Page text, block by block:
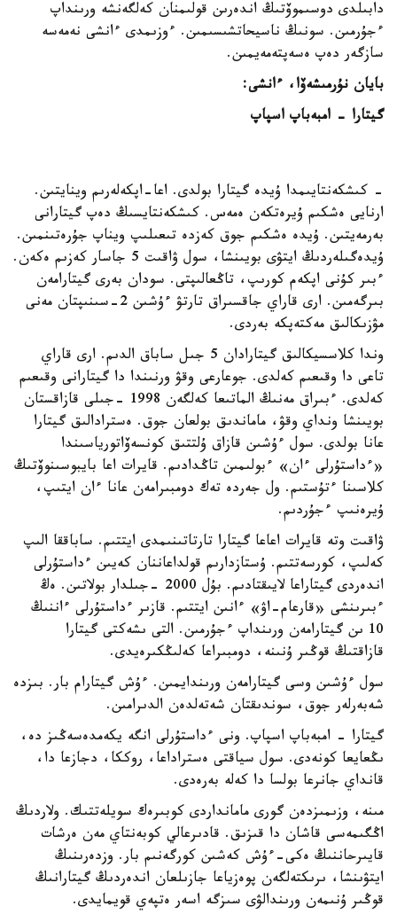
دابىلدى دوسىموۆتىڭ اندەرىن قولىمنان كەلگەنشە ورىنداپ
ءجۇرمىن. سونىڭ ناسيحاتشىسىمىن. ءوزىمدى ءانشى نەمەسە
سازگەر دەپ ەسەپتەمەيمىن.
بايان نۇرمىشەۆا، ءانشى:
گيتارا - امبەباپ اسپاپ
- كىشكەنتايىمدا ۇيدە گيتارا بولدى. اعا-اپكەلەرىم وينايتىن.
ارنايى ەشكىم ۇيرەتكەن ەمەس. كىشكەنتايسىڭ دەپ گيتارانى
بەرمەيتىن. ۇيدە ەشكىم جوق كەزدە تىعىلىپ ويناپ جۇرەتىنمىن.
ۇيدەگىلەردىڭ ايتۋى بويىنشا، سول ۋاقىت 5 جاسار كەزىم ەكەن.
ءبىر كۇنى اپكەم كورىپ، تاڭعالىپتى. سودان بەرى گيتارامەن
بىرگەمىن. ارى قاراي جاقسىراق تارتۋ ءۇشىن 2-سىنىپتان مەنى
مۋزىكالىق مەكتەپكە بەردى.
وندا كلاسسيكالىق گيتارادان 5 جىل ساباق الدىم. ارى قاراي
تاعى دا وقىعىم كەلدى. جوعارعى وقۋ ورنىندا دا گيتارانى وقىعىم
كەلدى. ءبىراق مەنىڭ الماتىعا كەلگەن 1998 -جىلى قازاقستان
بويىنشا ونداي وقۋ، ماماندىق بولعان جوق. ەسترادالىق گيتارا
عانا بولدى. سول ءۇشىن قازاق ۇلتتىق كونسەۆاتورياسىندا
«ءداستۇرلى ءان» ءبولىمىن تاڭدادىم. قايرات اعا بايبوسىنوۆتىڭ
كلاسىنا ءتۇستىم. ول جەردە تەك دومبىرامەن عانا ءان ايتىپ،
ۇيرەنىپ ءجۇردىم.
ۋاقىت وتە قايرات اعاعا گيتارا تارتاتىنىمدى ايتتىم. ساباققا الىپ
كەلىپ، كورسەتتىم. ۇستازدارىم قولداعاننان كەيىن ءداستۇرلى
اندەردى گيتاراعا لايىقتادىم. بۇل 2000 -جىلدار بولاتىن. ەڭ
ءبىرىنشى «قارعام-اۋ» ءانىن ايتتىم. قازىر ءداستۇرلى ءاننىڭ
10 ىن گيتارامەن ورىنداپ ءجۇرمىن. التى ىشەكتى گيتارا
قازاقتىڭ قوڭىر ۇنىنە، دومبىراعا كەلىڭكىرەيدى.
سول ءۇشىن وسى گيتارامەن ورىندايمىن. ءۇش گيتارام بار. بىزدە
شەبەرلەر جوق، سوندىقتان شەتەلدەن الدىرامىن.
گيتارا - امبەباپ اسپاپ. ونى ءداستۇرلى انگە يكەمدەسەڭىز دە،
ىڭعايعا كونەدى. سول سياقتى ەستراداعا، روككا، دجازعا دا،
قانداي جانرعا بولسا دا كەلە بەرەدى.
مىنە، وزىمىزدەن گورى مامانداردى كوبىرەك سويلەتتىك. ولاردىڭ
اڭگىمەسى قاشان دا قىزىق. قادىرعالي كوبەنتاي مەن ەرشات
قايىرحاننىڭ ەكى-ءۇش كەشىن كورگەنىم بار. وزدەرىنىڭ
ايتۋىنشا، ىرىكتەلگەن پوەزياعا جازىلعان اندەردىڭ گيتارانىڭ
قوڭىر ۇنىمەن ورىندالۋى سىزگە اسەر ەتپەي قويمايدى.